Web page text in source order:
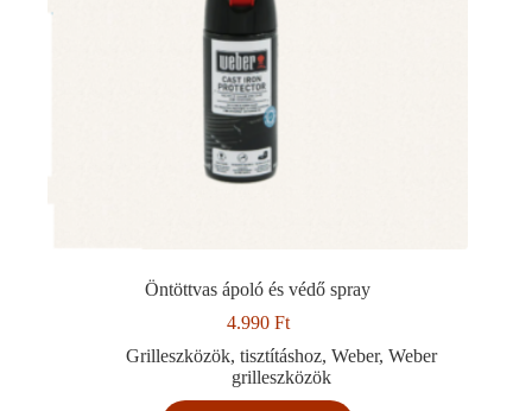
Öntöttvas ápoló és védő spray
4.990 Ft
Grilleszközök,tisztításhoz,Weber,Weber
grilleszközök